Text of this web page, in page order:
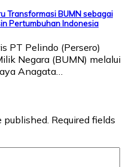
Transformasi BUMN sebagai
Pertumbuhan Indonesia
PT Pelindo (Persero)
Negara (BUMN) melalui
Anagata…
published. Required fields